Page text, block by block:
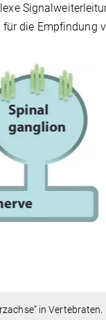
die Empfindung
in